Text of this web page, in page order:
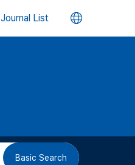
Journal List 언
버
검 Basic Search